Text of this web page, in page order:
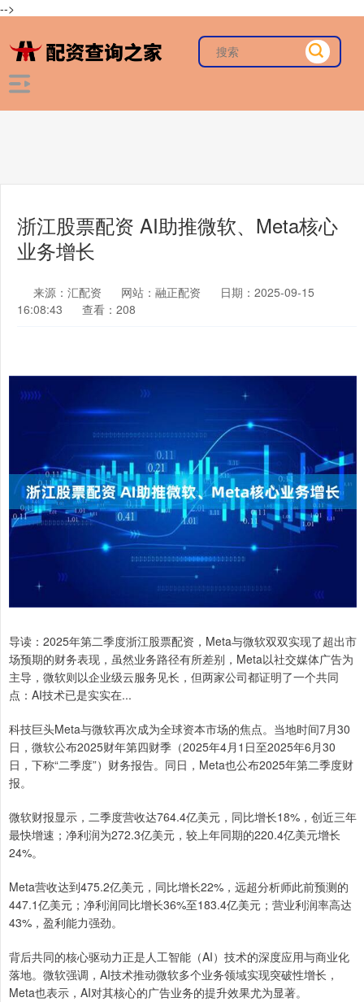
-->
浙江股票配资 AI助推微软、Meta核心
业务增长
来源：汇配资 网站：融正配资
日期：2025-09-15
16:08:43
查看：208
导读：2025年第二季度浙江股票配资，Meta与微软双双实现了超出市
场预期的财务表现，虽然业务路径有所差别，Meta以社交媒体广告为
主导，微软则以企业级云服务见长，但两家公司都证明了一个共同
点：AI技术已是实实在...
科技巨头Meta与微软再次成为全球资本市场的焦点。当地时间7月30
日，微软公布2025财年第四财季（2025年4月1日至2025年6月30
日，下称“二季度”）财务报告。同日，Meta也公布2025年第二季度财
报。
微软财报显示，二季度营收达764.4亿美元，同比增长18%，创近三年
最快增速；净利润为272.3亿美元，较上年同期的220.4亿美元增长
24%。
Meta营收达到475.2亿美元，同比增长22%，远超分析师此前预测的
447.1亿美元；净利润同比增长36%至183.4亿美元；营业利润率高达
43%，盈利能力强劲。
背后共同的核心驱动力正是人工智能（AI）技术的深度应用与商业化
落地。微软强调，AI技术推动微软多个业务领域实现突破性增长，
Meta也表示，AI对其核心的广告业务的提升效果尤为显著。